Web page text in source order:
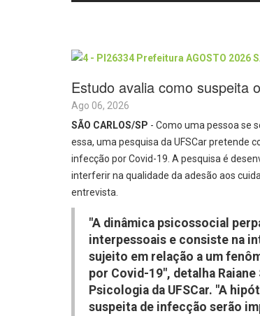
Estudo avalia como suspeita
Ago 06, 2026
SÃO CARLOS/SP - Como uma pessoa se
essa, uma pesquisa da UFSCar pretende
infecção por Covid-19. A pesquisa é
interferir na qualidade da adesão aos
entrevista.
"A dinâmica psicossocial
interpessoais e consiste na
sujeito em relação a um
por Covid-19", detalha
Psicologia da UFSCar. "A
suspeita de infecção serão